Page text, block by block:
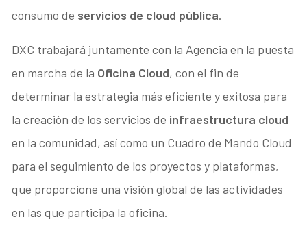
consumo de servicios de cloud pública.
DXC trabajará juntamente con la Agencia en la puesta
en marcha de la Oficina Cloud, con el fin de
determinar la estrategia más eficiente y exitosa para
la creación de los servicios de infraestructura cloud
en la comunidad, así como un Cuadro de Mando Cloud
para el seguimiento de los proyectos y plataformas,
que proporcione una visión global de las actividades
en las que participa la oficina.